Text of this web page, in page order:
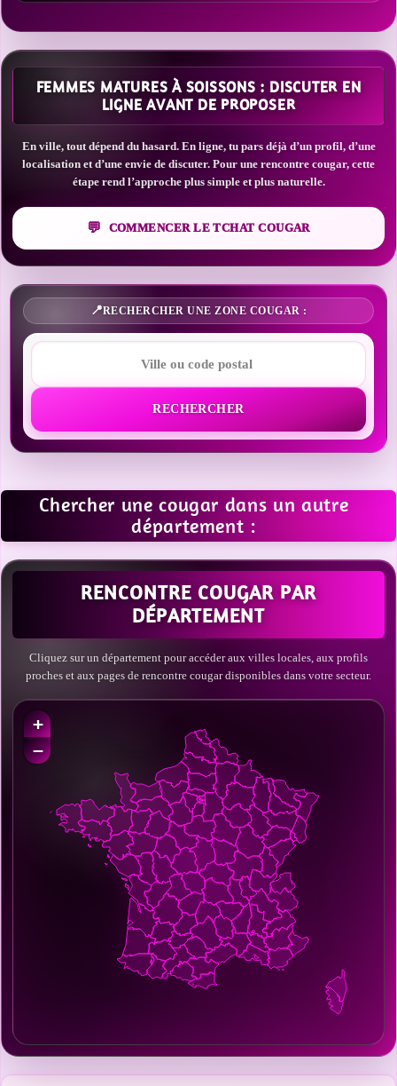
FEMMES MATURES À SOISSONS : DISCUTER EN
LIGNE AVANT DE PROPOSER
En ville, tout dépend du hasard. En ligne, tu pars déjà d’un profil, d’une
localisation et d’une envie de discuter. Pour une rencontre cougar, cette
étape rend l’approche plus simple et plus naturelle.
COMMENCER LE TCHAT COUGAR
RECHERCHER UNE ZONE COUGAR :
RECHERCHER
Chercher une cougar dans un autre
département :
RENCONTRE COUGAR PAR
DÉPARTEMENT
Cliquez sur un département pour accéder aux villes locales, aux profils
proches et aux pages de rencontre cougar disponibles dans votre secteur.
+
−